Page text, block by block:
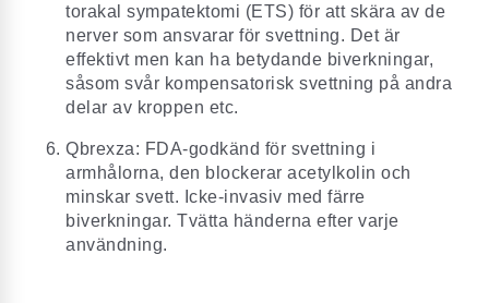
torakal sympatektomi (ETS) för att skära av de
nerver som ansvarar för svettning. Det är
effektivt men kan ha betydande biverkningar,
såsom svår kompensatorisk svettning på andra
delar av kroppen etc.
Qbrexza: FDA-godkänd för svettning i
armhålorna, den blockerar acetylkolin och
minskar svett. Icke-invasiv med färre
biverkningar. Tvätta händerna efter varje
användning.